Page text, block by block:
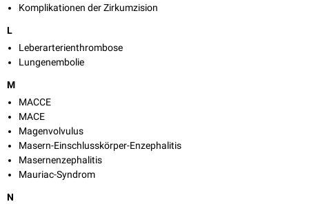
Komplikationen der Zirkumzision
L
Leberarterienthrombose
Lungenembolie
M
MACCE
MACE
Magenvolvulus
Masern-Einschlusskörper-Enzephalitis
Masernenzephalitis
Mauriac-Syndrom
N